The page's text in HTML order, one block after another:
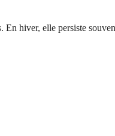
En hiver, elle persiste